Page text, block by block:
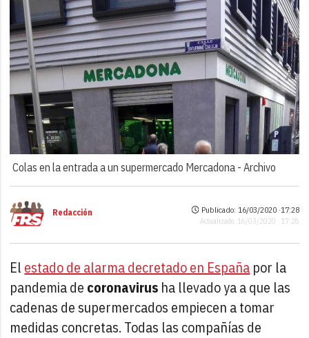
Colas en la entrada a un supermercado Mercadona -Archivo
Redacción Publicado: 16/03/2020 ·17:28
Actualizado: 16/03/2020 · 17:28
El estado de alarma decretado en España por la
pandemia de coronavirus ha llevado ya a que las
cadenas de supermercados empiecen a tomar
medidas concretas. Todas las compañías de